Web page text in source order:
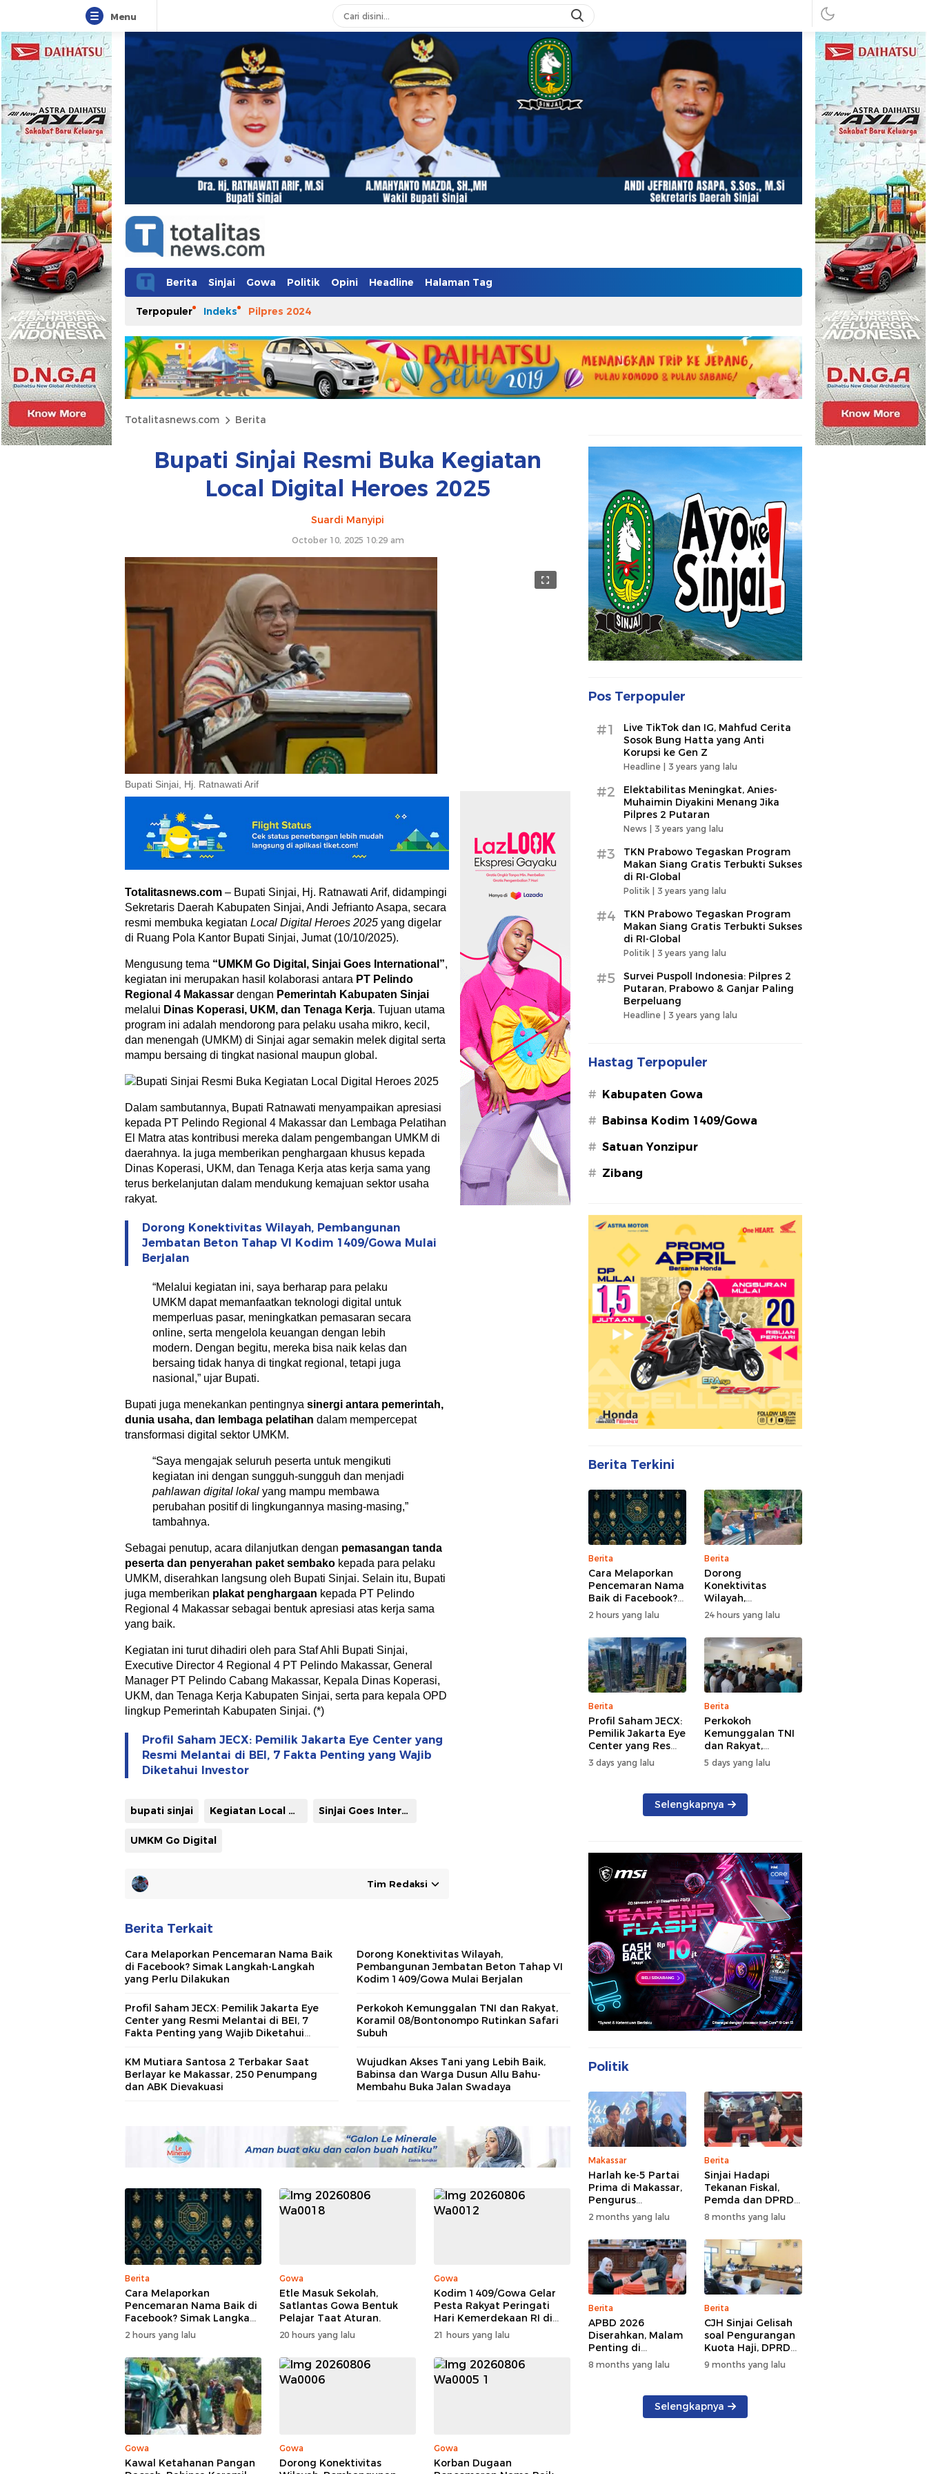
Menu
Berita Sinjai Gowa Politik Opini Headline Halaman Tag
Terpopuler Indeks Pilpres 2024
Totalitasnews.com Berita
Bupati Sinjai Resmi Buka Kegiatan
Local Digital Heroes 2025
Suardi Manyipi
October 10, 2025 10:29 am
Bupati Sinjai, Hj. Ratnawati Arif
Totalitasnews.com – Bupati Sinjai, Hj. Ratnawati Arif, didampingi
Sekretaris Daerah Kabupaten Sinjai, Andi Jefrianto Asapa, secara
resmi membuka kegiatan Local Digital Heroes 2025 yang digelar
di Ruang Pola Kantor Bupati Sinjai, Jumat (10/10/2025).
Mengusung tema “UMKM Go Digital, Sinjai Goes International”,
kegiatan ini merupakan hasil kolaborasi antara PT Pelindo
Regional 4 Makassar dengan Pemerintah Kabupaten Sinjai
melalui Dinas Koperasi, UKM, dan Tenaga Kerja. Tujuan utama
program ini adalah mendorong para pelaku usaha mikro, kecil,
dan menengah (UMKM) di Sinjai agar semakin melek digital serta
mampu bersaing di tingkat nasional maupun global.
Dalam sambutannya, Bupati Ratnawati menyampaikan apresiasi
kepada PT Pelindo Regional 4 Makassar dan Lembaga Pelatihan
El Matra atas kontribusi mereka dalam pengembangan UMKM di
daerahnya. Ia juga memberikan penghargaan khusus kepada
Dinas Koperasi, UKM, dan Tenaga Kerja atas kerja sama yang
terus berkelanjutan dalam mendukung kemajuan sektor usaha
rakyat.
Dorong Konektivitas Wilayah, Pembangunan
Jembatan Beton Tahap VI Kodim 1409/Gowa Mulai
Berjalan
“Melalui kegiatan ini, saya berharap para pelaku
UMKM dapat memanfaatkan teknologi digital untuk
memperluas pasar, meningkatkan pemasaran secara
online, serta mengelola keuangan dengan lebih
modern. Dengan begitu, mereka bisa naik kelas dan
bersaing tidak hanya di tingkat regional, tetapi juga
nasional,” ujar Bupati.
Bupati juga menekankan pentingnya sinergi antara pemerintah,
dunia usaha, dan lembaga pelatihan dalam mempercepat
transformasi digital sektor UMKM.
“Saya mengajak seluruh peserta untuk mengikuti
kegiatan ini dengan sungguh-sungguh dan menjadi
pahlawan digital lokal yang mampu membawa
perubahan positif di lingkungannya masing-masing,”
tambahnya.
Sebagai penutup, acara dilanjutkan dengan pemasangan tanda
peserta dan penyerahan paket sembako kepada para pelaku
UMKM, diserahkan langsung oleh Bupati Sinjai. Selain itu, Bupati
juga memberikan plakat penghargaan kepada PT Pelindo
Regional 4 Makassar sebagai bentuk apresiasi atas kerja sama
yang baik.
Kegiatan ini turut dihadiri oleh para Staf Ahli Bupati Sinjai,
Executive Director 4 Regional 4 PT Pelindo Makassar, General
Manager PT Pelindo Cabang Makassar, Kepala Dinas Koperasi,
UKM, dan Tenaga Kerja Kabupaten Sinjai, serta para kepala OPD
lingkup Pemerintah Kabupaten Sinjai. (*)
Profil Saham JECX: Pemilik Jakarta Eye Center yang
Resmi Melantai di BEI, 7 Fakta Penting yang Wajib
Diketahui Investor
bupati sinjai Kegiatan Local Digital Heroes 2025 Sinjai Goes International
UMKM Go Digital
Tim Redaksi
Berita Terkait
Cara Melaporkan Pencemaran Nama Baik
di Facebook? Simak Langkah-Langkah
yang Perlu Dilakukan
Dorong Konektivitas Wilayah,
Pembangunan Jembatan Beton Tahap VI
Kodim 1409/Gowa Mulai Berjalan
Profil Saham JECX: Pemilik Jakarta Eye
Center yang Resmi Melantai di BEI, 7
Fakta Penting yang Wajib Diketahui
Perkokoh Kemunggalan TNI dan Rakyat,
Koramil 08/Bontonompo Rutinkan Safari
Subuh
KM Mutiara Santosa 2 Terbakar Saat
Berlayar ke Makassar, 250 Penumpang
dan ABK Dievakuasi
Wujudkan Akses Tani yang Lebih Baik,
Babinsa dan Warga Dusun Allu Bahu-
Membahu Buka Jalan Swadaya
Berita
Cara Melaporkan
Pencemaran Nama Baik di
Facebook? Simak Langkah-
Langkah yang Perlu
Dilakukan
2 hours yang lalu
Gowa
Etle Masuk Sekolah,
Satlantas Gowa Bentuk
Pelajar Taat Aturan.
20 hours yang lalu
Gowa
Kodim 1409/Gowa Gelar
Pesta Rakyat Peringati
Hari Kemerdekaan RI di
Area KDKMP
21 hours yang lalu
Gowa
Kawal Ketahanan Pangan
Gowa
Dorong Konektivitas
Gowa
Korban Dugaan
Pos Terpopuler
#1
Live TikTok dan IG, Mahfud Cerita
Sosok Bung Hatta yang Anti
Korupsi ke Gen Z
Headline | 3 years yang lalu
#2
Elektabilitas Meningkat, Anies-
Muhaimin Diyakini Menang Jika
Pilpres 2 Putaran
News | 3 years yang lalu
#3
TKN Prabowo Tegaskan Program
Makan Siang Gratis Terbukti Sukses
di RI-Global
Politik | 3 years yang lalu
#4
TKN Prabowo Tegaskan Program
Makan Siang Gratis Terbukti Sukses
di RI-Global
Politik | 3 years yang lalu
#5
Survei Puspoll Indonesia: Pilpres 2
Putaran, Prabowo & Ganjar Paling
Berpeluang
Headline | 3 years yang lalu
Hastag Terpopuler
# Kabupaten Gowa
# Babinsa Kodim 1409/Gowa
# Satuan Yonzipur
# Zibang
Berita Terkini
Berita
Cara Melaporkan
Pencemaran Nama
Baik di Facebook?
Simak Langkah-
Langkah yang
Perlu Dilakukan
2 hours yang lalu
Berita
Dorong
Konektivitas
Wilayah,
Pembangunan
Jembatan Beton
Tahap VI Kodim
1409/Gowa Mulai
Berjalan
24 hours yang lalu
Berita
Profil Saham JECX:
Pemilik Jakarta Eye
Center yang Resmi
Melantai di BEI, 7
Fakta Penting yang
3 days yang lalu
Berita
Perkokoh
Kemunggalan TNI
dan Rakyat,
Koramil
08/Bontonompo
Subuh
5 days yang lalu
Selengkapnya
Politik
Makassar
Harlah ke-5 Partai
Prima di Makassar,
Pengurus
Konsolidasi Hadapi
Verifikasi Pemilu
2 months yang lalu
Berita
Sinjai Hadapi
Tekanan Fiskal,
Pemda dan DPRD
Diminta Lebih
Menentukan Arah
Anggaran
8 months yang lalu
Berita
APBD 2026
Diserahkan, Malam
Penting di
Paripurna DPRD
Sinjai saat Masa
Daerah Dibahas
8 months yang lalu
Berita
CJH Sinjai Gelisah
soal Pengurangan
Kuota Haji, DPRD
Janji Perjuangkan
Hingga Pusat
9 months yang lalu
Selengkapnya